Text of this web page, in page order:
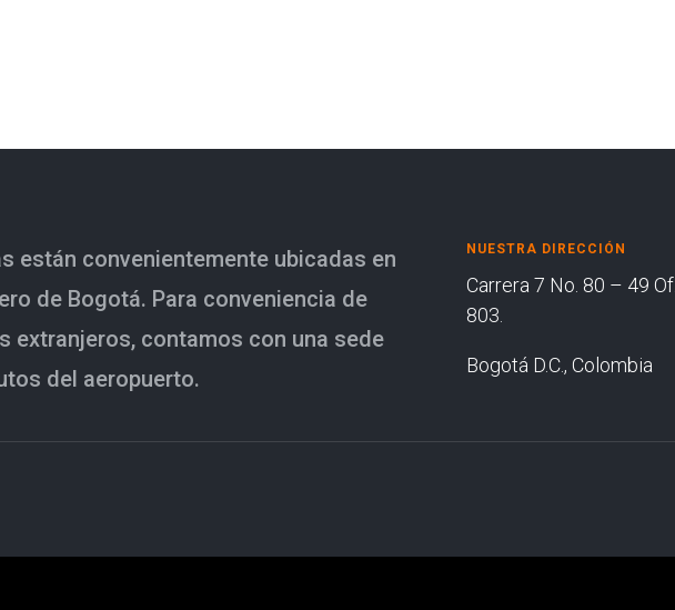
están convenientemente ubicadas en
de Bogotá. Para conveniencia de
extranjeros, contamos con una sede
del aeropuerto.
NUESTRA DIRECCIÓN
Carrera 7 No. 80 – 49 Of.
803.
Bogotá D.C., Colombia